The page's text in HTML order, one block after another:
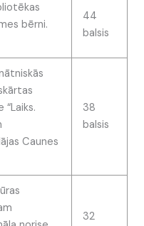
bērni.
44
balsis
Caunes
38
balsis
32